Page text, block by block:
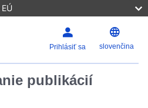
Prihlásiť sa slovenčina
publikácií